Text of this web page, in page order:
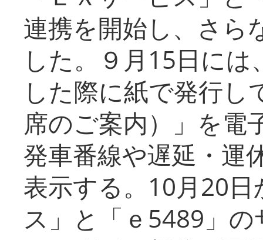
連携を開始し、さら
した。９月15日に
した際に紙で発行し
席のご案内）」を電
発車番線や遅延・運
表示する。10月20
ス」と「ｅ5489」